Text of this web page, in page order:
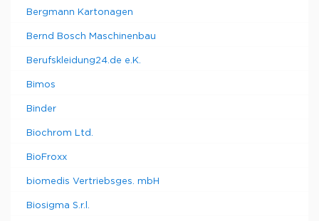
Bergmann Kartonagen
Bernd Bosch Maschinenbau
Berufskleidung24.de e.K.
Bimos
Binder
Biochrom Ltd.
BioFroxx
biomedis Vertriebsges. mbH
Biosigma S.r.l.